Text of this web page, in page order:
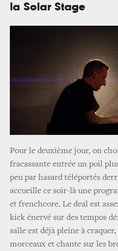
la Solar Stage
Pour le deuxième jour, on
fracassante entrée un poil
peu par hasard téléportés
accueille ce soir-là une
et frenchcore. Le deal est
kick énervé sur des tempos
salle est déjà pleine à
morceaux et chante sur les